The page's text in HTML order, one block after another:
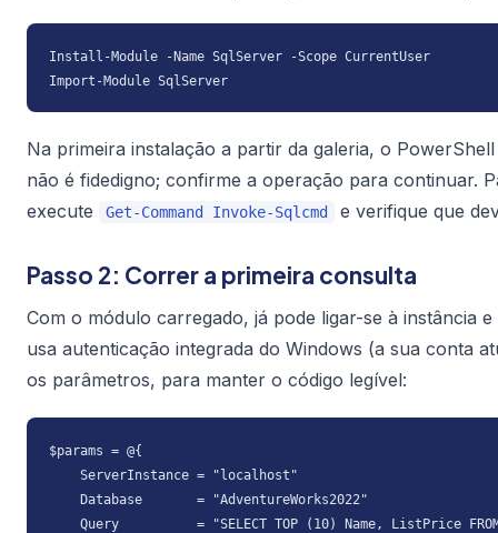
Install-Module -Name SqlServer -Scope CurrentUser
Import-Module SqlServer
Na primeira instalação a partir da galeria, o
não é fidedigno; confirme a operação para continuar.
execute
Get-Command Invoke-Sqlcmd e verifique que
Passo 2: Correr a primeira consulta
Com o módulo carregado, já pode ligar-se à instância
usa autenticação integrada do Windows (a sua conta
os parâmetros, para manter o código legível:
$params = @{
    ServerInstance = "localhost"
    Database       = "AdventureWorks2022"
Query          = "SELECT TOP (10) Name, ListPrice